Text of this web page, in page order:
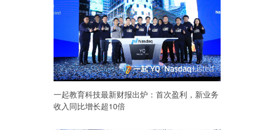
一起教育科技最新财报出炉：首次盈利，新业务
收入同比增长超10倍